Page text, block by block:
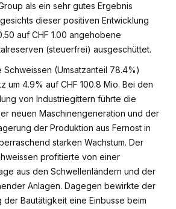
als ein sehr gutes Ergebnis
dieser positiven Entwicklung
auf CHF 1.00 angehobene
(steuerfrei) ausgeschüttet.
(Umsatzanteil 78.4%)
um 4.9% auf CHF 100.8 Mio. Bei den
von Industriegittern führte die
neuen Maschinengeneration und der
der Produktion aus Fernost in
starken Wachstum. Der
profitierte von einer
aus den Schwellenländern und der
Anlagen. Dagegen bewirkte der
Bautätigkeit eine Einbusse beim